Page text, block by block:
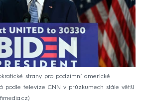
strany pro podzimní americké
podle televize CNN v průzkumech stále větší